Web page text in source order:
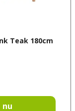
Teak 180cm
nu